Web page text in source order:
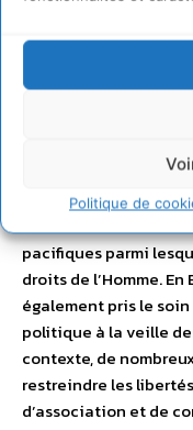
Politique de
Asie
Les élections qui se
d’Asie en 2009 ont
(Afghanistan et
post-électoral en
arrestations
pacifiques parmi
droits de l’Homme.
également pris le
politique à la veille
contexte, de
restreindre les
d’association et de